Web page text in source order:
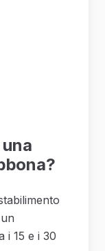
i 15 e i 30